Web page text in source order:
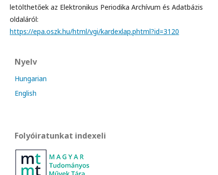
letölthetőek az Elektronikus Periodika Archívum és Adatbázis
oldaláról:
https://epa.oszk.hu/html/vgi/kardexlap.phtml?id=3120
Nyelv
Hungarian
English
Folyóiratunkat indexeli